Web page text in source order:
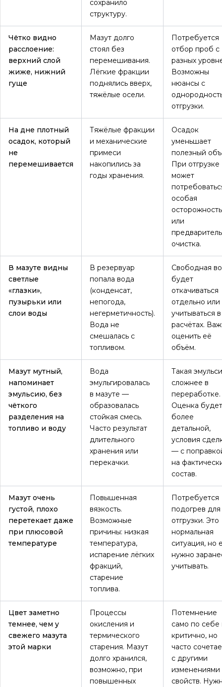
сохранило
структуру.
Чётко видно
расслоение:
верхний слой
жиже, нижний
гуще
Мазут долго
стоял без
перемешивания.
Лёгкие фракции
поднялись вверх,
тяжёлые осели.
Потребуется
отбор проб с
разных
Возможны
нюансы с
отгрузки.
На дне плотный
осадок, который
не
перемешивается
Тяжёлые фракции
и механические
примеси
накопились за
годы хранения.
Осадок
уменьшает
полезный
При отгрузке
может
особая
осторожность
или
очистка.
В мазуте видны
светлые
«глазки»,
пузырьки или
слои воды
В резервуар
попала вода
(конденсат,
непогода,
негерметичность).
Вода не
смешалась с
топливом.
Свободная
будет
откачиваться
отдельно или
учитываться в
расчётах.
оценить её
объём.
Мазут мутный,
напоминает
эмульсию, без
чёткого
разделения на
топливо и воду
Вода
эмульгировалась
в мазуте —
образовалась
стойкая смесь.
Часто результат
длительного
хранения или
перекачки.
Такая
сложнее в
переработке.
Оценка будет
более
детальной,
условия
— с
на
состав.
Мазут очень
густой, плохо
перетекает даже
при плюсовой
температуре
Повышенная
вязкость.
Возможные
причины: низкая
температура,
испарение лёгких
фракций,
старение
топлива.
Потребуется
подогрев для
отгрузки. Это
нормальная
ситуация, но
нужно
учитывать.
Цвет заметно
темнее, чем у
свежего мазута
этой марки
Процессы
окисления и
термического
старения. Мазут
долго хранился,
возможно, при
повышенных
Потемнение
само по себе
критично, но
часто
с другими
изменениями
свойств.